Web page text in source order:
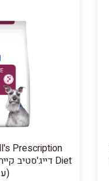
Prescription